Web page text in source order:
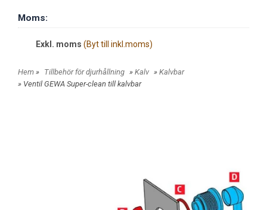
Moms:
Exkl. moms (Byt till inkl.moms)
Hem » Tillbehör för djurhållning » Kalv » Kalvbar
» Ventil GEWA Super-clean till kalvbar